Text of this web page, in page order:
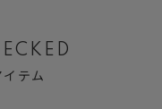
テム